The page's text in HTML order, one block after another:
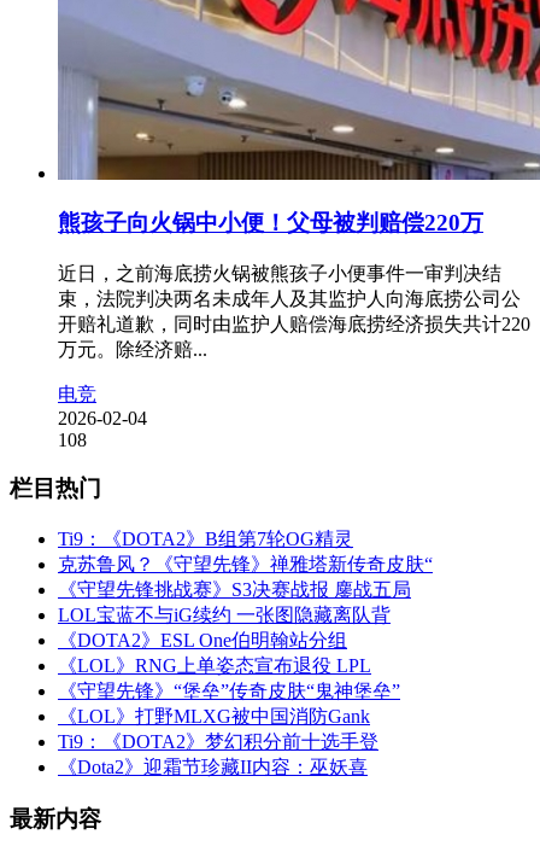
熊孩子向火锅中小便！父母被判赔偿220万
近日，之前海底捞火锅被熊孩子小便事件一审判决结
束，法院判决两名未成年人及其监护人向海底捞公司公
开赔礼道歉，同时由监护人赔偿海底捞经济损失共计220
万元。除经济赔...
电竞
2026-02-04
108
栏目热门
Ti9：《DOTA2》B组第7轮OG精灵
克苏鲁风？《守望先锋》禅雅塔新传奇皮肤“
《守望先锋挑战赛》S3决赛战报 鏖战五局
LOL宝蓝不与iG续约 一张图隐藏离队背
《DOTA2》ESL One伯明翰站分组
《LOL》RNG上单姿态宣布退役 LPL
《守望先锋》“堡垒”传奇皮肤“鬼神堡垒”
《LOL》打野MLXG被中国消防Gank
Ti9：《DOTA2》梦幻积分前十选手登
《Dota2》迎霜节珍藏II内容：巫妖喜
最新内容